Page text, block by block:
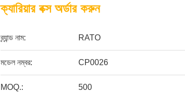
ক্যারিয়ার বক্স অর্ডার করুন
ব্র্যান্ড নাম: RATO
মডেল নম্বর: CP0026
MOQ.: 500